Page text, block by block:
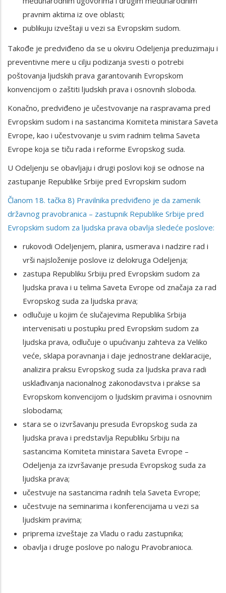
pravnim aktima iz ove oblasti;
publikuju izveštaji u vezi sa Evropskim sudom.
Takođe je predviđeno da se u okviru Odeljenja preduzimaju i
preventivne mere u cilju podizanja svesti o potrebi
poštovanja ljudskih prava garantovanih Evropskom
konvencijom o zaštiti ljudskih prava i osnovnih sloboda.
Konačno, predviđeno je učestvovanje na raspravama pred
Evropskim sudom i na sastancima Komiteta ministara Saveta
Evrope, kao i učestvovanje u svim radnim telima Saveta
Evrope koja se tiču rada i reforme Evropskog suda.
U Odeljenju se obavljaju i drugi poslovi koji se odnose na
zastupanje Republike Srbije pred Evropskim sudom
Članom 18. tačka 8) Pravilnika predviđeno je da zamenik
državnog pravobranica – zastupnik Republike Srbije pred
Evropskim sudom za ljudska prava obavlja sledeće poslove:
rukovodi Odeljenjem, planira, usmerava i nadzire rad i
vrši najsloženije poslove iz delokruga Odeljenja;
zastupa Republiku Srbiju pred Evropskim sudom za
ljudska prava i u telima Saveta Evrope od značaja za rad
Evropskog suda za ljudska prava;
odlučuje u kojim će slučajevima Republika Srbija
intervenisati u postupku pred Evropskim sudom za
ljudska prava, odlučuje o upućivanju zahteva za Veliko
veće, sklapa poravnanja i daje jednostrane deklaracije,
analizira praksu Evropskog suda za ljudska prava radi
usklađivanja nacionalnog zakonodavstva i prakse sa
Evropskom konvencijom o ljudskim pravima i osnovnim
slobodama;
stara se o izvršavanju presuda Evropskog suda za
ljudska prava i predstavlja Republiku Srbiju na
sastancima Komiteta ministara Saveta Evrope –
Odeljenja za izvršavanje presuda Evropskog suda za
ljudska prava;
učestvuje na sastancima radnih tela Saveta Evrope;
učestvuje na seminarima i konferencijama u vezi sa
ljudskim pravima;
priprema izveštaje za Vladu o radu zastupnika;
obavlja i druge poslove po nalogu Pravobranioca.